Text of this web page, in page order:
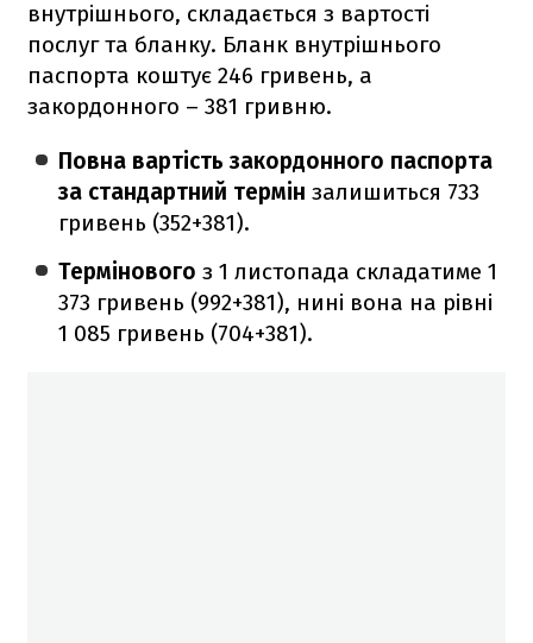
внутрішнього, складається з вартості
послуг та бланку. Бланк внутрішнього
паспорта коштує 246 гривень, а
закордонного – 381 гривню.
Повна вартість закордонного паспорта
за стандартний термін залишиться 733
гривень (352+381).
Термінового з 1 листопада складатиме 1
373 гривень (992+381), нині вона на рівні
1 085 гривень (704+381).